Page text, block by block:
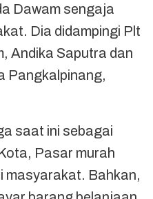
Dawam sengaja
Dia didampingi Plt
Andika Saputra dan
Pangkalpinang,
saat ini sebagai
Pasar murah
masyarakat. Bahkan,